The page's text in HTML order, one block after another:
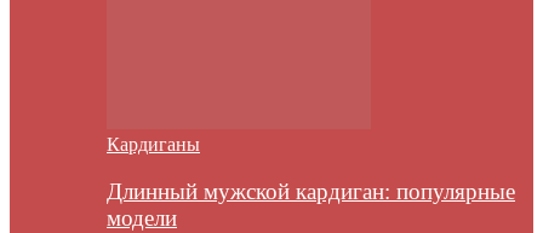
Кардиганы
Длинный мужской кардиган: популярные
модели